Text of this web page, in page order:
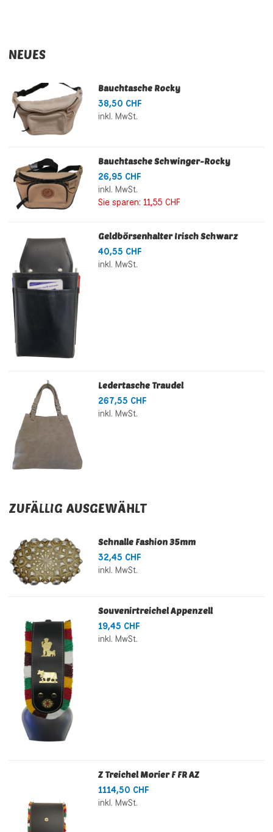
NEUES
Bauchtasche Rocky
38,50 CHF
inkl. MwSt.
Bauchtasche Schwinger-Rocky
26,95 CHF
inkl. MwSt.
Sie sparen: 11,55 CHF
Geldbörsenhalter Irisch Schwarz
40,55 CHF
inkl. MwSt.
Ledertasche Traudel
267,55 CHF
inkl. MwSt.
ZUFÄLLIG AUSGEWÄHLT
Schnalle Fashion 35mm
32,45 CHF
inkl. MwSt.
Souvenirtreichel Appenzell
19,45 CHF
inkl. MwSt.
Z Treichel Morier F FR AZ
1114,50 CHF
inkl. MwSt.